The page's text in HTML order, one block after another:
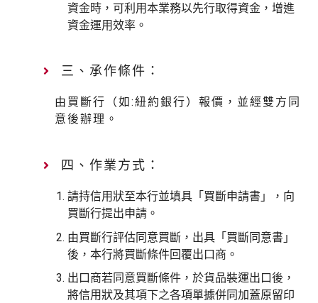
資金時，可利用本業務以先行取得資金，增進
資金運用效率。
三、承作條件：
由買斷行（如:紐約銀行）報價，並經雙方同
意後辦理。
四、作業方式：
請持信用狀至本行並填具「買斷申請書」，向
買斷行提出申請。
由買斷行評估同意買斷，出具「買斷同意書」
後，本行將買斷條件回覆出口商。
出口商若同意買斷條件，於貨品裝運出口後，
將信用狀及其項下之各項單據併同加蓋原留印